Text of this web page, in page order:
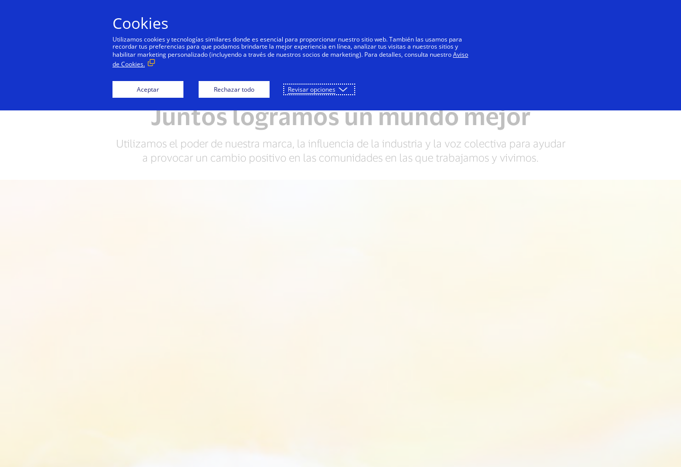
Personas Negocios Innovadores Todos
Juntos logramos un mundo mejor
Utilizamos el poder de nuestra marca, la influencia de la industria y la voz colectiva para ayudar
a provocar un cambio positivo en las comunidades en las que trabajamos y vivimos.
Cookies
Utilizamos cookies y tecnologías similares donde es esencial para proporcionar nuestro sitio web. También las usamos para
recordar tus preferencias para que podamos brindarte la mejor experiencia en línea, analizar tus visitas a nuestros sitios y
habilitar marketing personalizado (incluyendo a través de nuestros socios de marketing). Para detalles, consulta nuestroAviso
de Cookies.
Aceptar Rechazar todo Revisar opciones